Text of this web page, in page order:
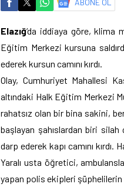
ABONE OL
Elazığ‘da iddiaya göre, klima
Eğitim Merkezi kursuna
ederek kursun camını kırdı.
Olay, Cumhuriyet Mahallesi
altındaki Halk Eğitim Merkezi
rahatsız olan bir bina sakini,
başlayan şahıslardan biri silah
darp ederek kapı camını
Yaralı usta öğretici,
yapan polis ekipleri şüphelilerin